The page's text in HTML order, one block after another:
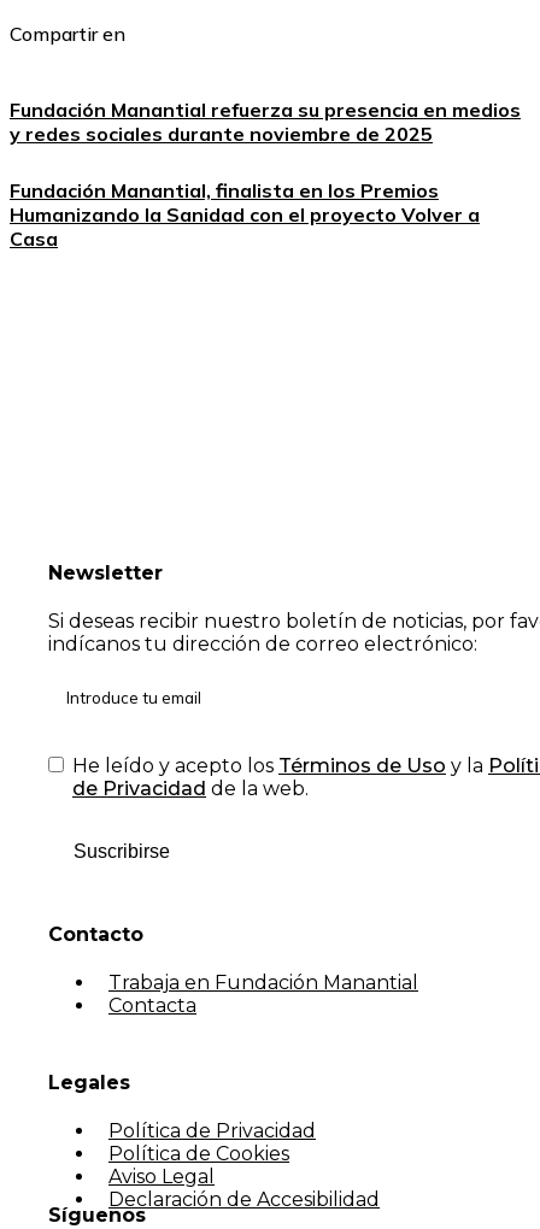
Compartir en
Fundación Manantial refuerza su presencia en medios
y redes sociales durante noviembre de 2025
Fundación Manantial, finalista en los Premios
Humanizando la Sanidad con el proyecto Volver a
Casa
Newsletter
Si deseas recibir nuestro boletín de noticias, por
indícanos tu dirección de correo electrónico:
He leído y acepto los Términos de Uso y la
de Privacidad de la web.
Suscribirse
Contacto
Trabaja en Fundación Manantial
Contacta
Legales
Política de Privacidad
Política de Cookies
Aviso Legal
Declaración de Accesibilidad
Síguenos